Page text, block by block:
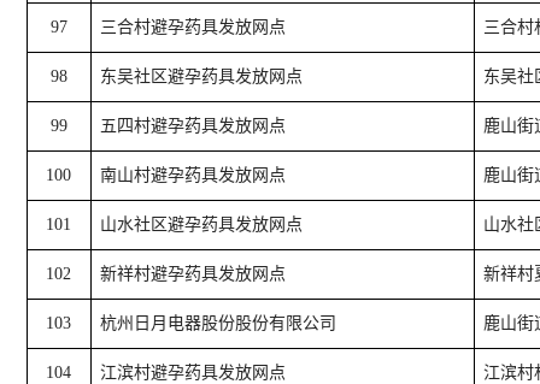
97 三合村避孕药具发放网点 三合村
98 东吴社区避孕药具发放网点 东吴社
99 五四村避孕药具发放网点 鹿山街
100 南山村避孕药具发放网点 鹿山街
101 山水社区避孕药具发放网点 山水社
102 新祥村避孕药具发放网点 新祥村
103 杭州日月电器股份股份有限公司 鹿山街
104 江滨村避孕药具发放网点 江滨村